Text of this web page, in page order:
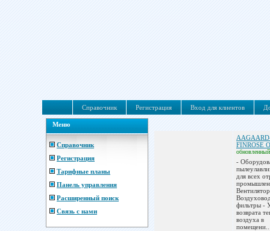
Справочник Регистрация Вход для клиентов
Меню
Справочник
Регистрация
Тарифные планы
Панель управления
Расширенный поиск
Связь с нами
FINROSE
обновленный
-
для всех
фильтры -
возврата
воздуха в